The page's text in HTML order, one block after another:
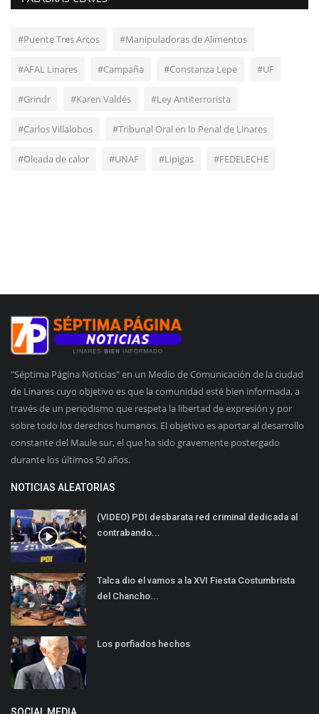
#Puente Tres Arcos #Manipuladoras de Alimentos
#AFAL Linares #Campaña #Constanza Lepe #UF
#Grindr #Karen Valdés #Ley Antiterrorista
#Carlos Villalobos #Tribunal Oral en lo Penal de Linares
#Oleada de calor #UNAF #Lipigas #FEDELECHE
"Séptima Página Noticias" en un Medio de Comunicación de la ciudad
de Linares cuyo objetivo es que la comunidad esté bien informada, a
través de un periodismo que respeta la libertad de expresión y por
sobre todo los derechos humanos. El objetivo es aportar al desarrollo
constante del Maule sur, el que ha sido gravemente postergado
durante los últimos 50 años.
NOTICIAS ALEATORIAS
(VIDEO) PDI desbarata red criminal dedicada al
contrabando...
Talca dio el vamos a la XVI Fiesta Costumbrista
del Chancho...
Los porfiados hechos
SOCIAL MEDIA